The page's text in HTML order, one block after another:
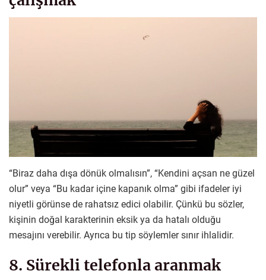
“Biraz daha dışa dönük olmalısın”, “Kendini açsan ne güzel
olur” veya “Bu kadar içine kapanık olma” gibi ifadeler iyi
niyetli görünse de rahatsız edici olabilir. Çünkü bu sözler,
kişinin doğal karakterinin eksik ya da hatalı olduğu
mesajını verebilir. Ayrıca bu tip söylemler sınır ihlalidir.
8. Sürekli telefonla aranmak